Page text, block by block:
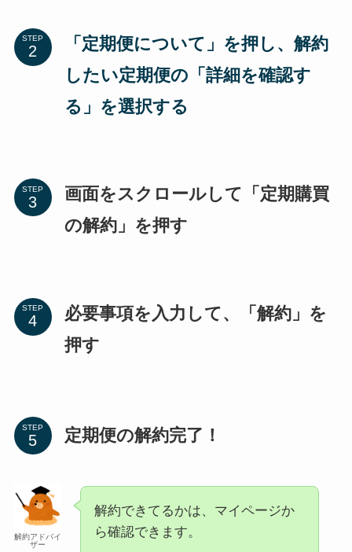
STEP
「定期便について」を押し、解約
したい定期便の「詳細を確認す
る」を選択する
STEP
画面をスクロールして「定期購買
の解約」を押す
STEP
必要事項を入力して、「解約」を
押す
STEP 定期便の解約完了！
解約アドバイ
ザー
解約できてるかは、マイページか
ら確認できます。